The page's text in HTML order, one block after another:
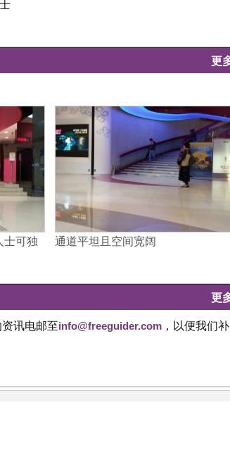
更
士可独
通道平坦且空间宽阔
更
讯电邮至info@freeguider.com ，以便我们